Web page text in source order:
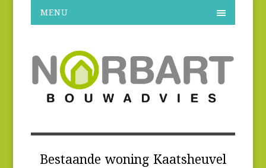
MENU
Bestaande woning Kaatsheuvel